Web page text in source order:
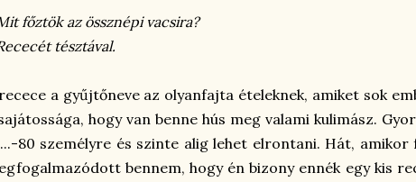
főztök az össznépi vacsira?
tésztával.
a gyűjtőneve az olyanfajta ételeknek, amiket sok
hogy van benne hús meg valami kulimász.
80 személyre és szinte alig lehet elrontani. Hát, amikor
bennem, hogy én bizony ennék egy kis